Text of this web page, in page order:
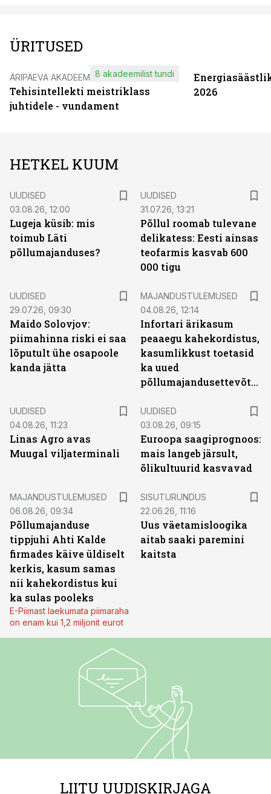
ÜRITUSED
ÄRIPÄEVA AKADEEMIA
Tehisintellekti meistriklass
juhtidele - vundament
8 akadeemilist tundi
2026
HETKEL KUUM
UUDISED
03.08.26, 12:00
Lugeja küsib: mis
toimub Läti
põllumajanduses?
UUDISED
31.07.26, 13:21
Põllul roomab tulevane
delikatess: Eesti ainsas
teofarmis kasvab 600
000 tigu
UUDISED
29.07.26, 09:30
Maido Solovjov:
piimahinna riski ei saa
lõputult ühe osapoole
kanda jätta
MAJANDUSTULEMUSED
04.08.26, 12:14
Infortari ärikasum
peaaegu kahekordistus,
kasumlikkust toetasid
ka uued
põllumajandusettevõtted
UUDISED
04.08.26, 11:23
Linas Agro avas
Muugal viljaterminali
UUDISED
03.08.26, 09:15
Euroopa saagiprognoos:
mais langeb järsult,
õlikultuurid kasvavad
MAJANDUSTULEMUSED
06.08.26, 09:34
Põllumajanduse
tippjuhi Ahti Kalde
firmades käive üldiselt
kerkis, kasum samas
nii kahekordistus kui
ka sulas pooleks
E-Piimast laekumata piimaraha
on enam kui 1,2 miljonit eurot
SISUTURUNDUS
22.06.26, 11:16
Uus väetamisloogika
aitab saaki paremini
kaitsta
LIITU UUDISKIRJAGA